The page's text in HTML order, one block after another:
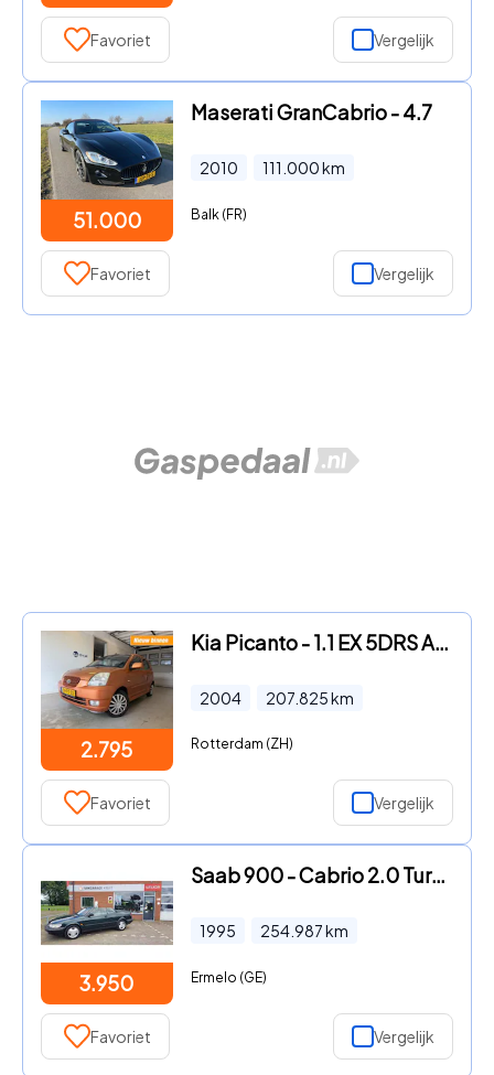
Favoriet Vergelijk
51.000
Maserati GranCabrio - 4.7
2010 111.000km
Balk (FR)
Favoriet Vergelijk
2.795
Kia Picanto - 1.1 EX 5DRS AUT AIRCO 4 X ELECTR. RAMEN RIJDT GOED NAP APK 8
2004 207.825km
Rotterdam (ZH)
Favoriet Vergelijk
3.950
Saab 900 - Cabrio 2.0 Turbo SE
1995 254.987km
Ermelo (GE)
Favoriet Vergelijk